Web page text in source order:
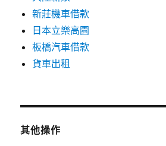
新莊機車借款
日本立樂高園
板橋汽車借款
貨車出租
其他操作